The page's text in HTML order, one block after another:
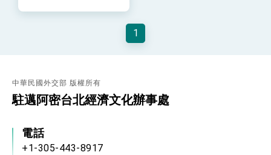
團結 迎風轉型 穩健前行
賴總統就職演說影片
外交部重要言論
1
中華民國外交部 版權所有
駐邁阿密台北經濟文化辦事處
電話
+1-305-443-8917